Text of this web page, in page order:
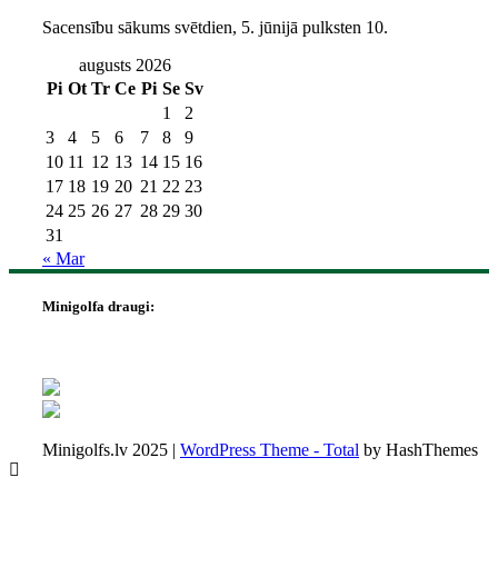
Sacensību sākums svētdien, 5. jūnijā pulksten 10.
augusts 2026
Pi Ot Tr Ce Pi Se Sv
1
2
3
4 5 6 7 8
9
10 11 12 13 14 15 16
17 18 19 20 21 22 23
24 25 26 27 28 29 30
31
« Mar
Minigolfa draugi:
Minigolfs.lv 2025 | WordPress Theme - Total by HashThemes